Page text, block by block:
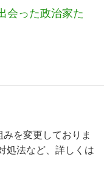
会った政治家た
を変更しておりま
処法など、詳しくは